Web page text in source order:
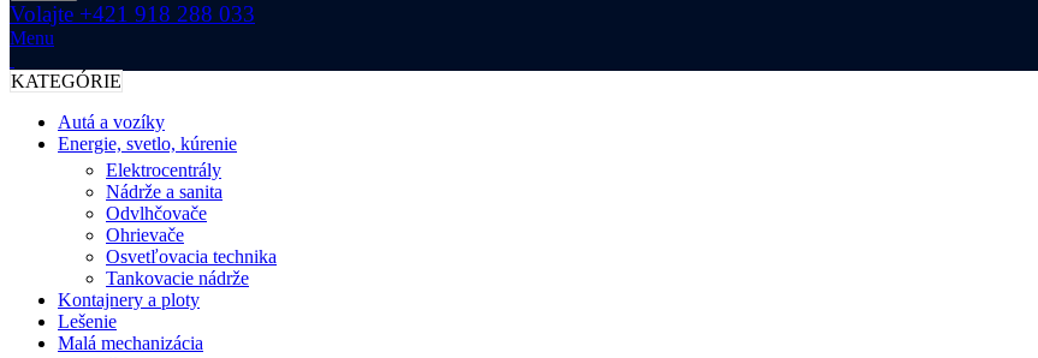
Volajte +421 918 288 033
Menu
KATEGÓRIE
Autá a vozíky
Energie, svetlo, kúrenie
Elektrocentrály
Nádrže a sanita
Odvlhčovače
Ohrievače
Osvetľovacia technika
Tankovacie nádrže
Kontajnery a ploty
Lešenie
Malá mechanizácia